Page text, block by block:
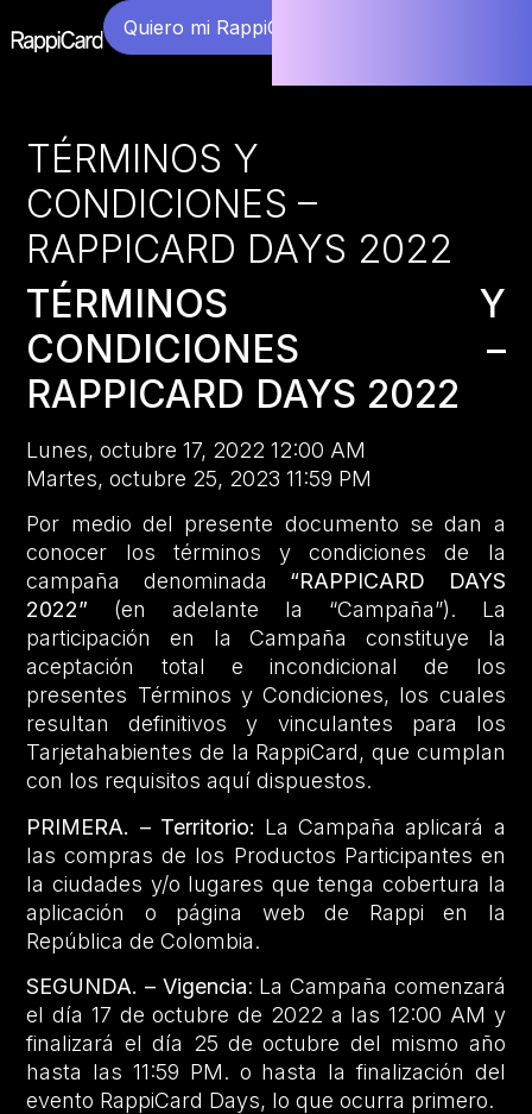
Quiero mi RappiCard
TÉRMINOS Y
CONDICIONES –
RAPPICARD DAYS 2022
TÉRMINOS Y
CONDICIONES –
RAPPICARD DAYS 2022
Lunes, octubre 17, 2022 12:00 AM
Martes, octubre 25, 2023 11:59 PM
Por medio del presente documento se dan a
conocer los términos y condiciones de la
campaña denominada “RAPPICARD DAYS
2022” (en adelante la “Campaña”). La
participación en la Campaña constituye la
aceptación total e incondicional de los
presentes Términos y Condiciones, los cuales
resultan definitivos y vinculantes para los
Tarjetahabientes de la RappiCard, que cumplan
con los requisitos aquí dispuestos.
PRIMERA. – Territorio: La Campaña aplicará a
las compras de los Productos Participantes en
la ciudades y/o lugares que tenga cobertura la
aplicación o página web de Rappi en la
República de Colombia.
SEGUNDA. – Vigencia: La Campaña comenzará
el día 17 de octubre de 2022 a las 12:00 AM y
finalizará el día 25 de octubre del mismo año
hasta las 11:59 PM. o hasta la finalización del
evento RappiCard Days, lo que ocurra primero.